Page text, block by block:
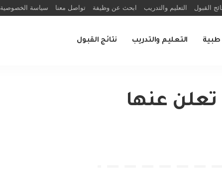
القبول التعليم والتدريب ابحث عن وظيفة تواصل معنا سياسة الخصوصية
التعليم والتدريب نتائج القبول
عنها